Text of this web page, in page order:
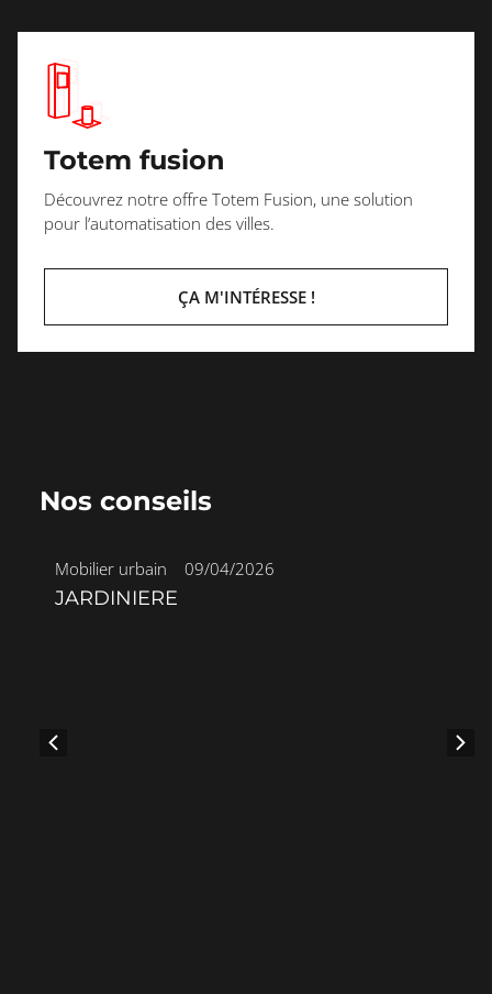
Totem fusion
Découvrez notre offre Totem Fusion, une solution
pour l’automatisation des villes.
ÇA M'INTÉRESSE !
Nos conseils
Mobilier urbain• 09/04/2026
JARDINIERE